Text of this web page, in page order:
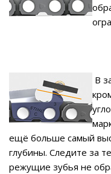
В
ещё больше самый
глубины. Следите за
режущие зубья не